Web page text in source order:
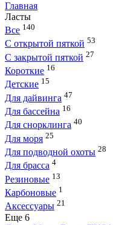
Главная
Ласты
Все 140
С открытой пяткой 53
С закрытой пяткой 27
Короткие 16
Детские 15
Для дайвинга 47
Для бассейна 16
Для снорклинга 40
Для моря 25
Для подводной охоты 28
Для брасса 4
Резиновые 13
Карбоновые 1
Аксессуары 21
Eще 6